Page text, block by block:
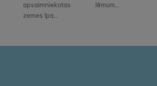
apsaimniekotas
zemes īpa...
lēmum...